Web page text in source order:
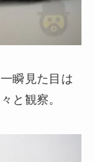
瞬見た目は
と観察。